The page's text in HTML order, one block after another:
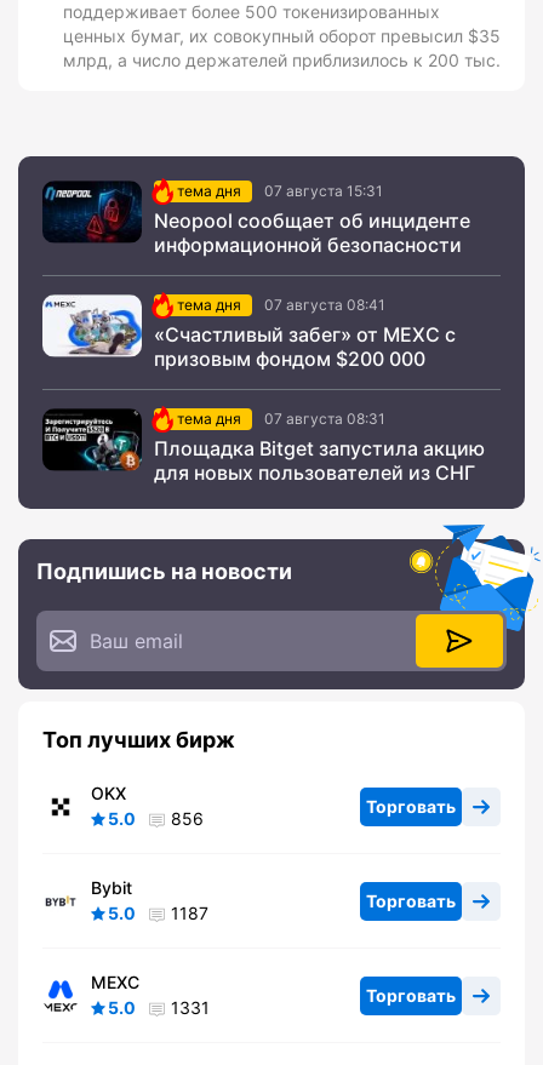
поддерживает более 500 токенизированных
ценных бумаг, их совокупный оборот превысил $35
млрд, а число держателей приблизилось к 200 тыс.
тема дня 07 августа 15:31
Neopool сообщает об инциденте
информационной безопасности
тема дня 07 августа 08:41
«Счастливый забег» от MEXC с
призовым фондом $200 000
тема дня 07 августа 08:31
Площадка Bitget запустила акцию
для новых пользователей из СНГ
Подпишись на новости
Топ лучших бирж
OKX
5.0
856
Торговать
Bybit
5.0
1187
Торговать
MEXC
5.0
1331
Торговать